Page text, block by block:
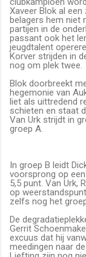
Xaveer Blok al
belagers hem niet
partijen in de
passant ook het
jeugdtalent
Korver strijden in
nog om plek twee.
Blok doorbreekt
hegemonie van
liet als uittredend
schieten en staat
Van Urk strijdt in
groep A.
In groep B leidt
voorsprong op
5,5 punt. Van Urk,
op
zelfs nog het
De
Gerrit
excuus dat hij
meedingen naar